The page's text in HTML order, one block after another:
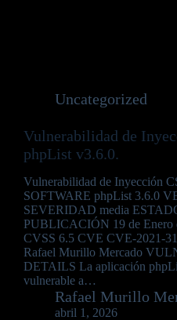
Uncategorized
Vulnerabilidad de
phpList v3.6.0.
Vulnerabilidad de Inyección
SOFTWARE phpList 3.6.0
SEVERIDAD media
PUBLICACIÓN 19 de Enero
CVSS 6.5 CVE CVE-2021-
Rafael Murillo Mercado
DETAILS La aplicación
vulnerable a…
Rafael Murillo
abril 1, 2026